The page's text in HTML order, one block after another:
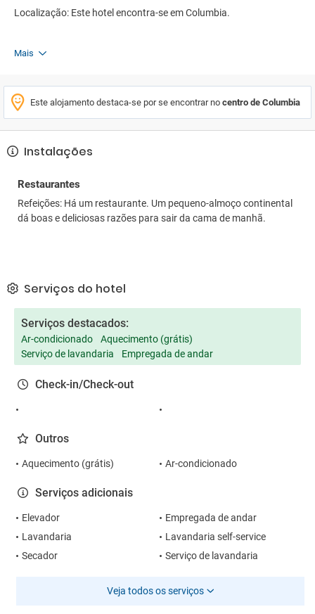
Localização: Este hotel encontra-se em Columbia.
Mais
Este alojamento destaca-se por se encontrar no centro de Columbia
Instalações
Restaurantes
Refeições: Há um restaurante. Um pequeno-almoço continental
dá boas e deliciosas razões para sair da cama de manhã.
Serviços do hotel
Serviços destacados:
Ar-condicionado
Aquecimento (grátis)
Serviço de lavandaria
Empregada de andar
Check-in/Check-out
Outros
Aquecimento (grátis) Ar-condicionado
Serviços adicionais
Elevador
Empregada de andar
Lavandaria
Lavandaria self-service
Secador
Serviço de lavandaria
Veja todos os serviços